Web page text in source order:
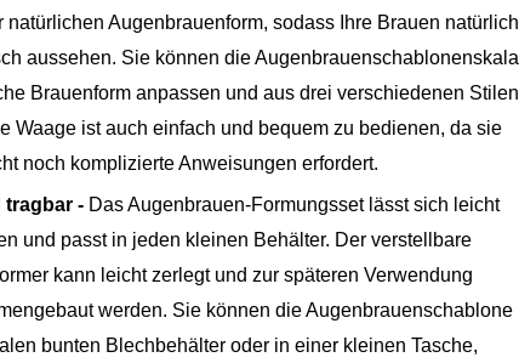
natürlichen Augenbrauenform, sodass Ihre Brauen natürlich
aussehen. Sie können die Augenbrauenschablonenskala
Brauenform anpassen und aus drei verschiedenen Stilen
Waage ist auch einfach und bequem zu bedienen, da sie
noch komplizierte Anweisungen erfordert.
tragbar - Das Augenbrauen-Formungsset lässt sich leicht
und passt in jeden kleinen Behälter. Der verstellbare
kann leicht zerlegt und zur späteren Verwendung
werden. Sie können die Augenbrauenschablone
bunten Blechbehälter oder in einer kleinen Tasche,